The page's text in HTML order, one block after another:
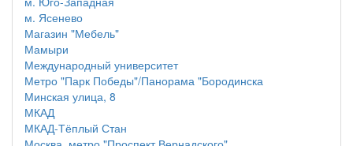
м. Ясенево
Магазин "Мебель"
Мамыри
Международный университет
Метро "Парк Победы"/Панорама "Бородинска
Минская улица, 8
МКАД
МКАД-Тёплый Стан